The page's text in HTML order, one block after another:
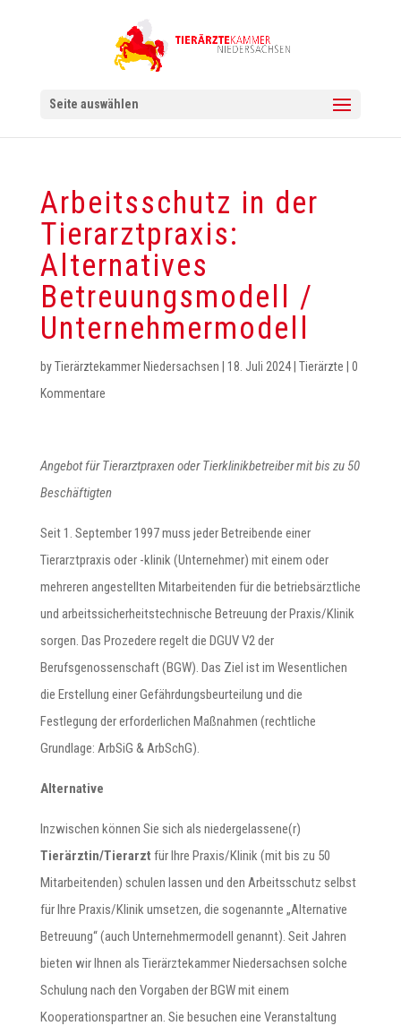
Seite auswählen
Arbeitsschutz in der
Tierarztpraxis:
Alternatives
Betreuungsmodell /
Unternehmermodell
byTierärztekammer Niedersachsen 18. Juli 2024| Tierärzte
0
Kommentare
Angebot für Tierarztpraxen oder Tierklinikbetreiber mit bis zu 50
Beschäftigten
Seit 1. September 1997 muss jeder Betreibende einer
Tierarztpraxis oder -klinik (Unternehmer) mit einem oder
mehreren angestellten Mitarbeitenden für die betriebsärztliche
und arbeitssicherheitstechnische Betreuung der Praxis/Klinik
sorgen. Das Prozedere regelt die DGUV V2 der
Berufsgenossenschaft (BGW). Das Ziel ist im Wesentlichen
die Erstellung einer Gefährdungsbeurteilung und die
Festlegung der erforderlichen Maßnahmen (rechtliche
Grundlage: ArbSiG & ArbSchG).
Alternative
Inzwischen können Sie sich als niedergelassene(r)
Tierärztin/Tierarzt für Ihre Praxis/Klinik (mit bis zu 50
Mitarbeitenden) schulen lassen und den Arbeitsschutz selbst
für Ihre Praxis/Klinik umsetzen, die sogenannte „Alternative
Betreuung“ (auch Unternehmermodell genannt). Seit Jahren
bieten wir Ihnen als Tierärztekammer Niedersachsen solche
Schulung nach den Vorgaben der BGW mit einem
Kooperationspartner an. Sie besuchen eine Veranstaltung